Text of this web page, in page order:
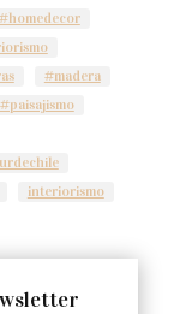
#homedecor
#madera
#paisajismo
interiorismo